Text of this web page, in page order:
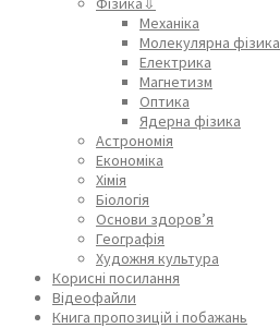
Механіка
Молекулярна фізика
Електрика
Магнетизм
Оптика
Ядерна фізика
Астрономія
Економіка
Хімія
Біологія
Основи здоров’я
Географія
Художня культура
Корисні посилання
Відеофайли
Книга пропозицій і побажань